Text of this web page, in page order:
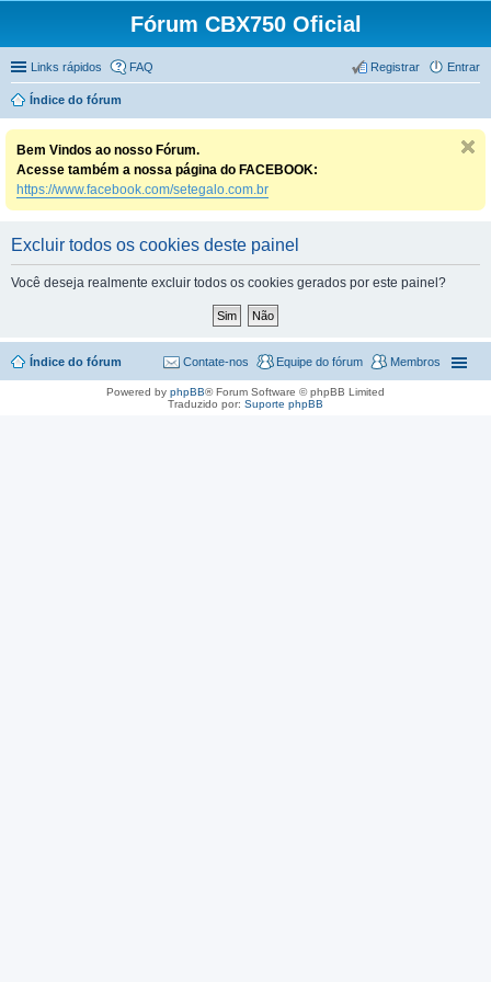
Fórum CBX750 Oficial
Links rápidos FAQ Entrar
Registrar
Índice do fórum
Bem Vindos ao nosso Fórum.
Acesse também a nossa página do FACEBOOK:
https://www.facebook.com/setegalo.com.br
Excluir todos os cookies deste painel
Você deseja realmente excluir todos os cookies gerados por este painel?
Índice do fórum Membros
Equipe do fórum
Contate-nos
Powered by phpBB® Forum Software © phpBB Limited
Traduzido por: Suporte phpBB